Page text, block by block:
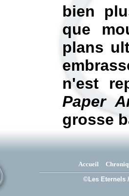
bien
que
plans
n'est
Paper
grosse
Accueil
©Les Eternels